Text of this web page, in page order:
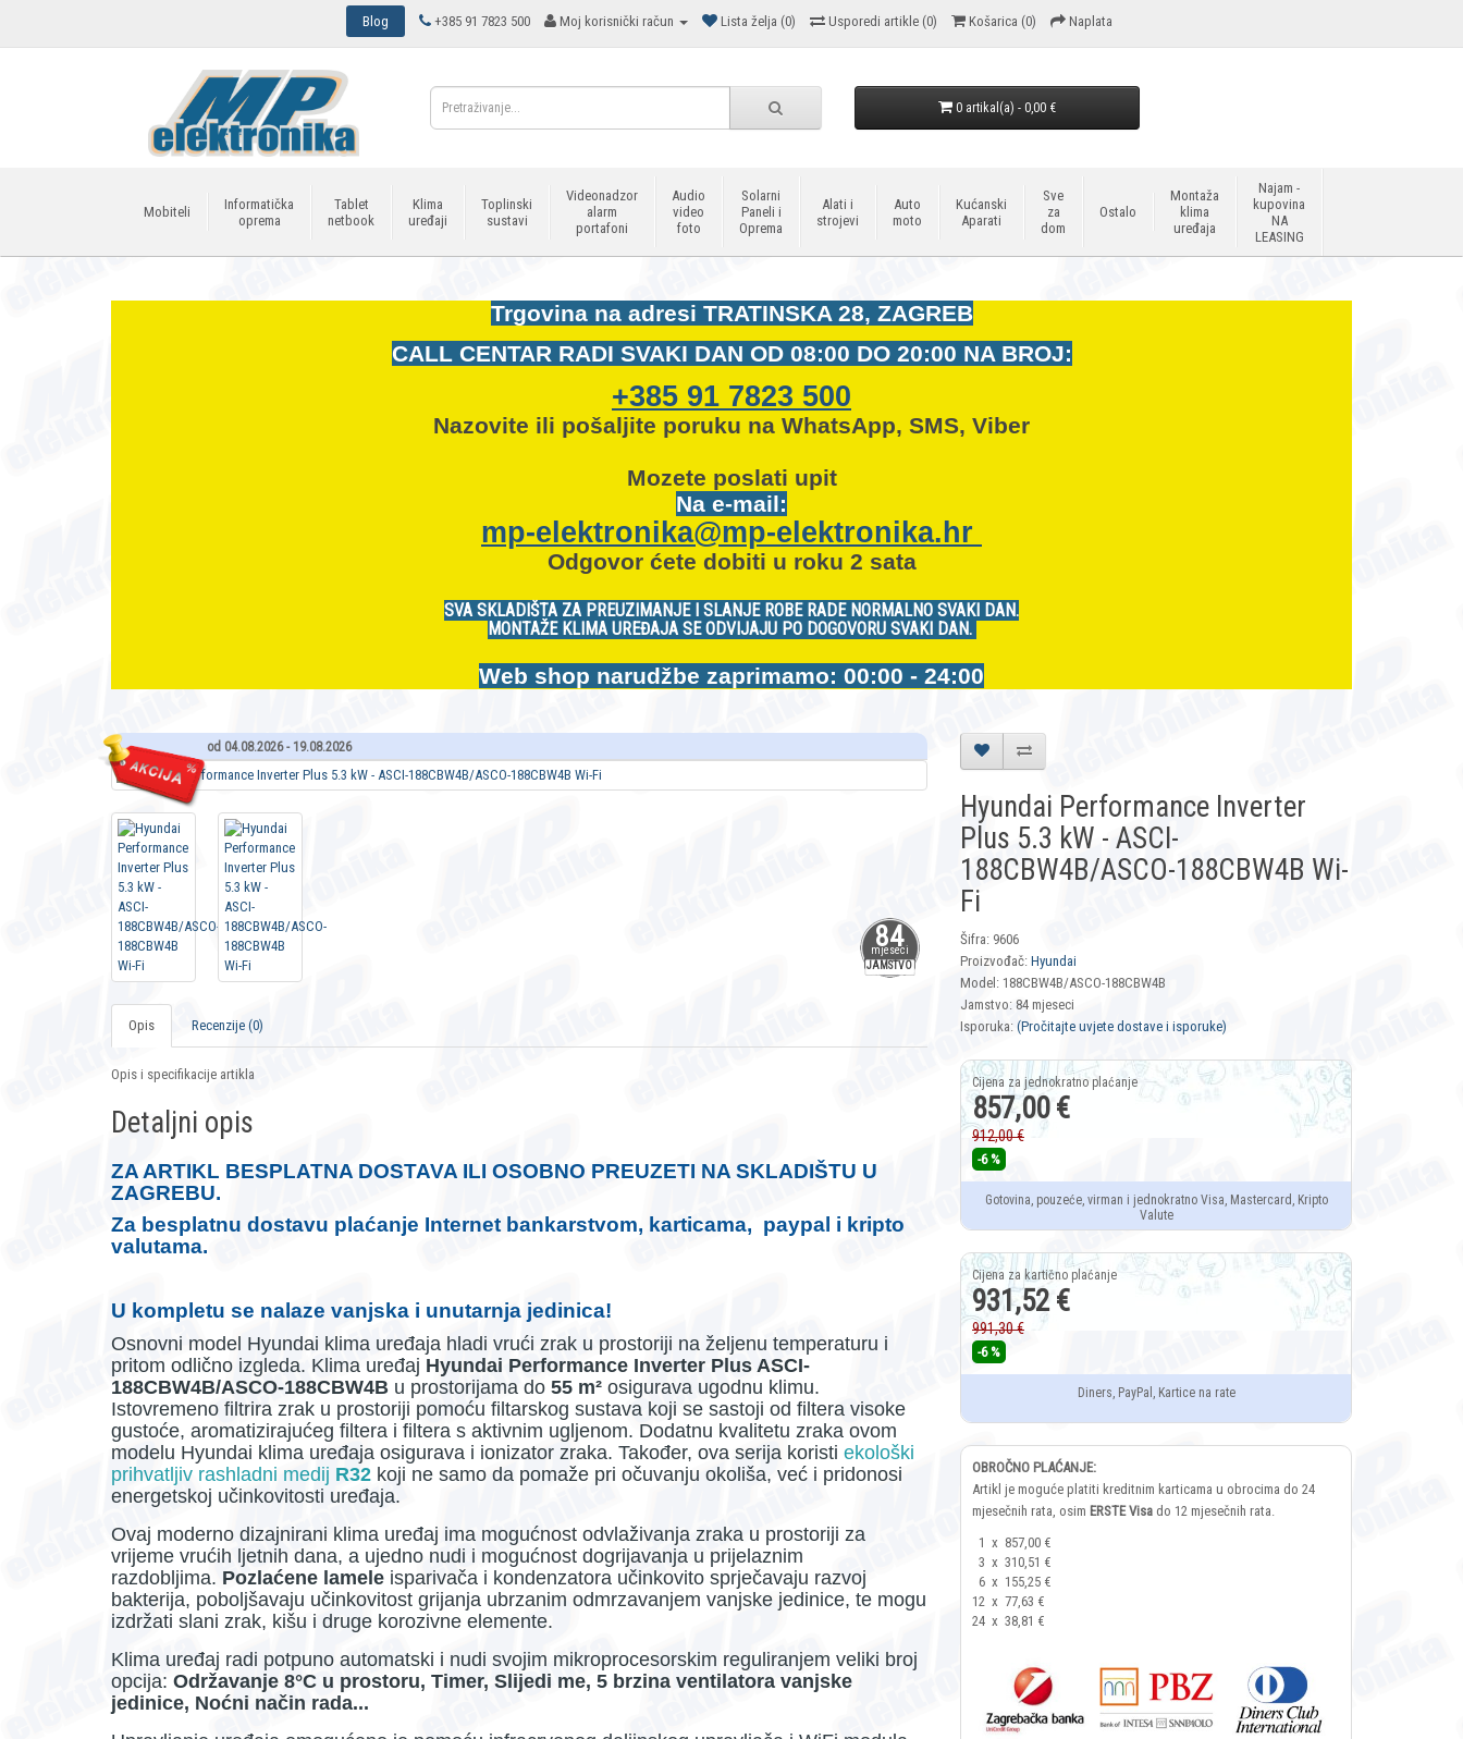
Blog +385 91 7823 500 Moj korisnički račun Lista želja (0) Usporedi artikle (0) Košarica (0) Naplata
0 artikal(a) - 0,00 €
Mobiteli
Informatička
oprema
Tablet
netbook
Klima
uređaji
Toplinski
sustavi
Videonadzor
alarm
portafoni
Audio
video
foto
Solarni
Paneli i
Oprema
Alati i
strojevi
Auto
moto
Kućanski
Aparati
Sve
za
dom
Ostalo
Montaža
klima
uređaja
Najam -
kupovina
NA
LEASING
Trgovina na adresi TRATINSKA 28, ZAGREB
CALL CENTAR RADI SVAKI DAN OD 08:00 DO 20:00 NA BROJ:
+385 91 7823 500
Nazovite ili pošaljite poruku na WhatsApp, SMS, Viber
Mozete poslati upit
Na e-mail:
mp-elektronika@mp-elektronika.hr
Odgovor ćete dobiti u roku 2 sata
SVA SKLADIŠTA ZA PREUZIMANJE I SLANJE ROBE RADE NORMALNO SVAKI DAN.
MONTAŽE KLIMA UREĐAJA SE ODVIJAJU PO DOGOVORU SVAKI DAN.
Web shop narudžbe zaprimamo: 00:00 - 24:00
od 04.08.2026 - 19.08.2026
84
mjeseci
JAMSTVO
Opis Recenzije (0)
Opis i specifikacije artikla
Detaljni opis
ZA ARTIKL BESPLATNA DOSTAVA ILI OSOBNO PREUZETI NA SKLADIŠTU U
ZAGREBU.
Za besplatnu dostavu plaćanje Internet bankarstvom, karticama, paypal i kripto
valutama.
U kompletu se nalaze vanjska i unutarnja jedinica!
Osnovni model Hyundai klima uređaja hladi vrući zrak u prostoriji na željenu temperaturu i
pritom odlično izgleda. Klima uređaj Hyundai Performance Inverter Plus ASCI-
188CBW4B/ASCO-188CBW4B u prostorijama do 55 m² osigurava ugodnu klimu.
Istovremeno filtrira zrak u prostoriji pomoću filtarskog sustava koji se sastoji od filtera visoke
gustoće, aromatizirajućeg filtera i filtera s aktivnim ugljenom. Dodatnu kvalitetu zraka ovom
modelu Hyundai klima uređaja osigurava i ionizator zraka. Također, ova serija koristi ekološki
prihvatljiv rashladni medij R32 koji ne samo da pomaže pri očuvanju okoliša, već i pridonosi
energetskoj učinkovitosti uređaja.
Ovaj moderno dizajnirani klima uređaj ima mogućnost odvlaživanja zraka u prostoriji za
vrijeme vrućih ljetnih dana, a ujedno nudi i mogućnost dogrijavanja u prijelaznim
razdobljima. Pozlaćene lamele isparivača i kondenzatora učinkovito sprječavaju razvoj
bakterija, poboljšavaju učinkovitost grijanja ubrzanim odmrzavanjem vanjske jedinice, te mogu
izdržati slani zrak, kišu i druge korozivne elemente.
Klima uređaj radi potpuno automatski i nudi svojim mikroprocesorskim reguliranjem veliki broj
opcija: Održavanje 8°C u prostoru, Timer, Slijedi me, 5 brzina ventilatora vanjske
jedinice, Noćni način rada...
Hyundai Performance Inverter
Plus 5.3 kW - ASCI-
188CBW4B/ASCO-188CBW4B Wi-
Fi
Šifra: 9606
Proizvođač: Hyundai
Model: 188CBW4B/ASCO-188CBW4B
Jamstvo: 84 mjeseci
Isporuka: (Pročitajte uvjete dostave i isporuke)
857,00 €
912,00 €
-6 %
Gotovina, pouzeće, virman i jednokratno Visa, Mastercard, Kripto
Valute
931,52 €
991,30 €
-6 %
Diners, PayPal, Kartice na rate
OBROČNO PLAĆANJE:
Artikl je moguće platiti kreditnim karticama u obrocima do 24
mjesečnih rata, osim ERSTE Visa do 12 mjesečnih rata.
1 x 857,00 €
3 x 310,51 €
6 x 155,25 €
12 x 77,63 €
24 x 38,81 €